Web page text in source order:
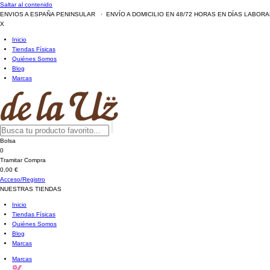
Saltar al contenido
ENVIOS A ESPAÑA PENINSULAR · ENVÍO A DOMICILIO EN 48/72 HORAS EN DÍAS
X
Inicio
Tiendas Físicas
Quiénes Somos
Blog
Marcas
Bolsa
0
Tramitar Compra
0,00 €
Acceso/Registro
NUESTRAS TIENDAS
Inicio
Tiendas Físicas
Quiénes Somos
Blog
Marcas
Marcas